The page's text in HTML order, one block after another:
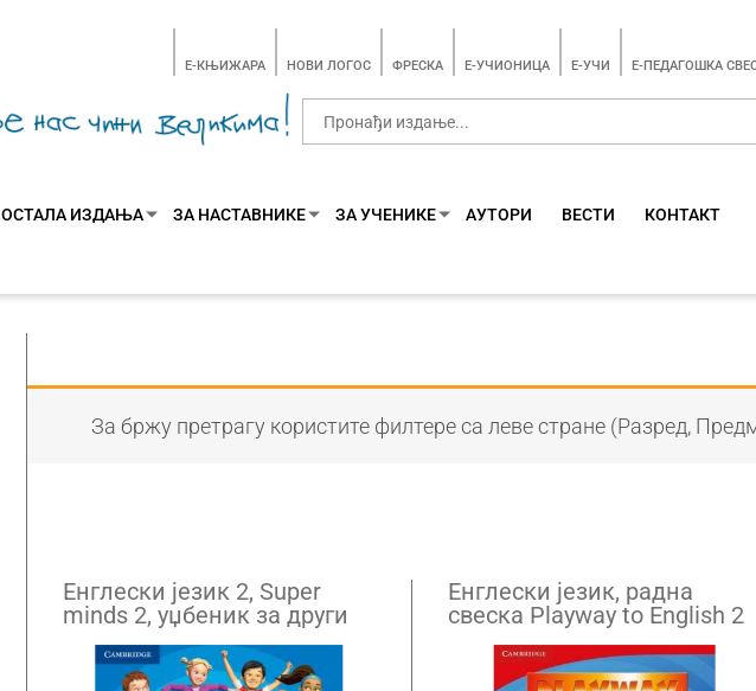
E-КЊИЖАРА НОВИ ЛОГОС ФРЕСКА E-УЧИОНИЦА E-УЧИ Е-ПЕДАГОШКА
ОСТАЛА ИЗДАЊА ЗА НАСТАВНИКЕ ЗА УЧЕНИКЕ АУТОРИ ВЕСТИ КОНТАКТ
За бржу претрагу користите филтере са леве стране (Разред,
Енглески језик 2, Super
minds 2, уџбеник за други
разред са QR кодом
Енглески језик, радна
свеска Playway to English 2
за други разред (QR)